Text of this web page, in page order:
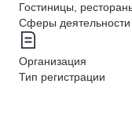
Гостиницы,
Сферы деятельности
Организация
Тип регистрации